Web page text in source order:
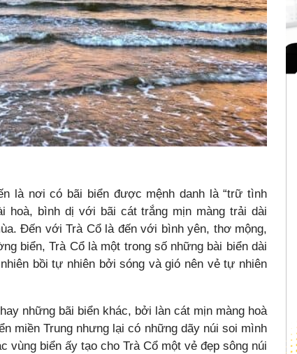
là nơi có bãi biển được mệnh danh là “trữ tình
hoà, bình dị với bãi cát trắng mịn màng trải dài
Đến với Trà Cổ là đến với bình yên, thơ mộng,
biển, Trà Cổ là một trong số những bài biển dài
bồi tự nhiên bởi sóng và gió nên vẻ tự nhiên
những bãi biển khác, bởi làn cát mịn màng hoà
miền Trung nhưng lại có những dãy núi soi mình
vùng biển ấy tạo cho Trà Cổ một vẻ đẹp sông núi